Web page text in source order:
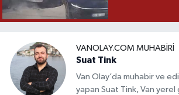
VANOLAY.COM MUHABIRI
Suat Tink
Van Olay’da muhabir ve
yapan Suat Tink, Van